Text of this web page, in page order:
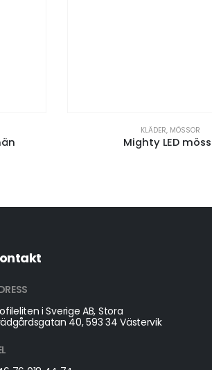
KLÄDER, MÖSSOR
Mighty LED
i Sverige AB, Stora
40, 593 34 Västervik